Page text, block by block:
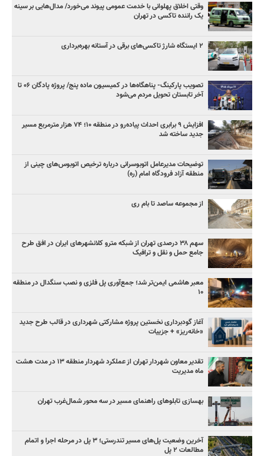
وقتی اخلاق پهلوانی با خدمت عمومی پیوند می‌خورد/ مدال‌هایی بر سینه
یک راننده تاکسی در تهران
۲ ایستگاه شارژ تاکسی‌های برقی در آستانه بهره‌برداری
تصویب پارکینگ- پناهگاه‌ها در کمیسیون ماده پنج/ پروژه پادگان ۰۶ تا
آخر تابستان تحویل مردم می‌شود
افزایش ۹ برابری احداث پیاده‌رو در منطقه ۱۰؛ ۷۴ هزار مترمربع مسیر
جدید ساخته شد
توضیحات مدیرعامل اتوبوسرانی درباره ترخیص اتوبوس‌های چینی از
منطقه آزاد فرودگاه امام (ره)
از مجموعه ساصد تا بام ری
سهم ۳۸ درصدی تهران از شبکه مترو کلانشهرهای ایران در افق طرح
جامع حمل و نقل و ترافیک
معبر هاشمی ایمن‌تر شد؛ جمع‌آوری پل فلزی و نصب سنگدال در منطقه
۱۰
آغاز گودبرداری نخستین پروژه مشارکتی شهرداری در قالب طرح جدید
«خانه‌ریز» + جزییات
تقدیر معاون شهردار تهران از عملکرد شهردار منطقه ۱۳ در مدت هشت
ماه مدیریت
بهسازی تابلوهای راهنمای مسیر در سه محور شمال‌غرب تهران
آخرین وضعیت پل‌های مسیر تندرستی؛ ۳ پل در مرحله اجرا و اتمام
مطالعات ۲ پل